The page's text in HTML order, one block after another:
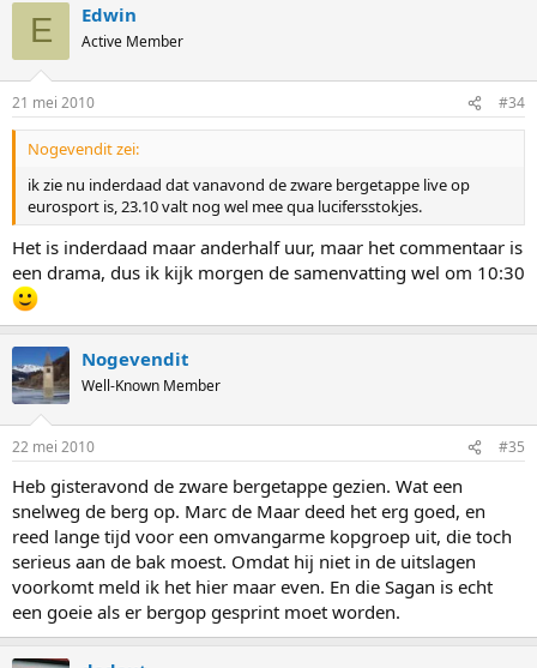
E Edwin
Active Member
21 mei 2010 #34
Nogevendit zei:
ik zie nu inderdaad dat vanavond de zware bergetappe live op
eurosport is, 23.10 valt nog wel mee qua lucifersstokjes.
Het is inderdaad maar anderhalf uur, maar het commentaar is
een drama, dus ik kijk morgen de samenvatting wel om 10:30
Nogevendit
Well-Known Member
22 mei 2010 #35
Heb gisteravond de zware bergetappe gezien. Wat een
snelweg de berg op. Marc de Maar deed het erg goed, en
reed lange tijd voor een omvangarme kopgroep uit, die toch
serieus aan de bak moest. Omdat hij niet in de uitslagen
voorkomt meld ik het hier maar even. En die Sagan is echt
een goeie als er bergop gesprint moet worden.